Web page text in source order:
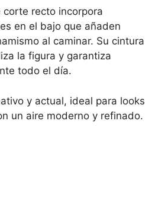
corte recto incorpora
en el bajo que añaden
al caminar. Su cintura
la figura y garantiza
todo el día.
y actual, ideal para looks
un aire moderno y refinado.